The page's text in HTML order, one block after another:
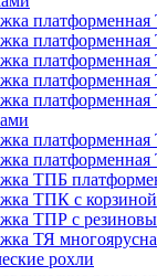
ТПБ
ТПК с корзиной
ТПР с
ТЯ
рохли